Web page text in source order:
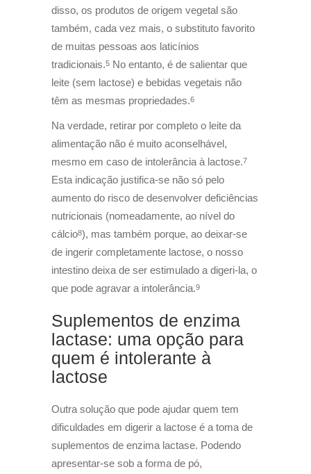
disso, os produtos de origem vegetal são
também, cada vez mais, o substituto favorito
de muitas pessoas aos laticínios
tradicionais.5 No entanto, é de salientar que
leite (sem lactose) e bebidas vegetais não
têm as mesmas propriedades.6
Na verdade, retirar por completo o leite da
alimentação não é muito aconselhável,
mesmo em caso de intolerância à lactose.7
Esta indicação justifica-se não só pelo
aumento do risco de desenvolver deficiências
nutricionais (nomeadamente, ao nível do
cálcio8), mas também porque, ao deixar-se
de ingerir completamente lactose, o nosso
intestino deixa de ser estimulado a digeri-la, o
que pode agravar a intolerância.9
Suplementos de enzima
lactase: uma opção para
quem é intolerante à
lactose
Outra solução que pode ajudar quem tem
dificuldades em digerir a lactose é a toma de
suplementos de enzima lactase. Podendo
apresentar-se sob a forma de pó,